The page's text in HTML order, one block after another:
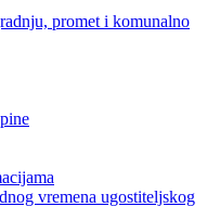
promet i komunalno
vremena ugostiteljskog